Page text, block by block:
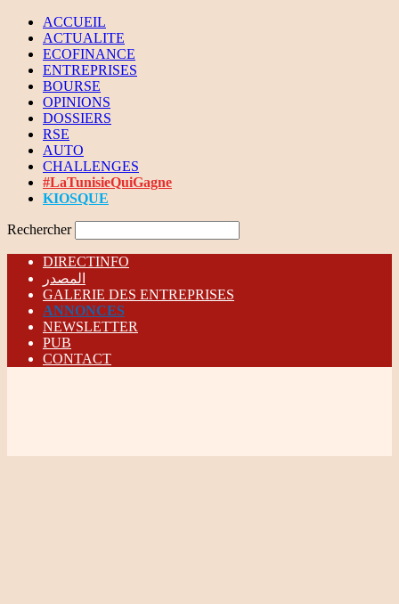
ACCUEIL
ACTUALITE
ECOFINANCE
ENTREPRISES
BOURSE
OPINIONS
DOSSIERS
RSE
AUTO
CHALLENGES
#LaTunisieQuiGagne
KIOSQUE
Rechercher
DIRECTINFO
المصدر
GALERIE DES ENTREPRISES
ANNONCES
NEWSLETTER
PUB
CONTACT